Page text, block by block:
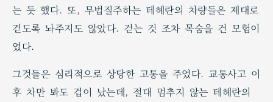
는 듯 했다. 또, 무법질주하는 테헤란의 차량들은 제대로
걷도록 놔주지도 않았다. 걷는 것 조차 목숨을 건 모험이
었다.
그것들은 심리적으로 상당한 고통을 주었다. 교통사고 이
후 차만 봐도 겁이 났는데, 절대 멈추지 않는 테헤란의